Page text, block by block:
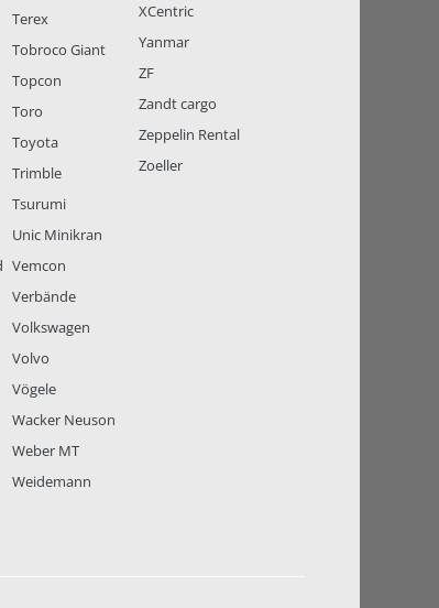
Terex
Tobroco Giant
Topcon
Toro
Toyota
Trimble
Tsurumi
Unic Minikran
Vemcon
Verbände
Volkswagen
Volvo
Vögele
Wacker Neuson
Weber MT
Weidemann
XCentric
Yanmar
ZF
Zandt cargo
Zeppelin Rental
Zoeller